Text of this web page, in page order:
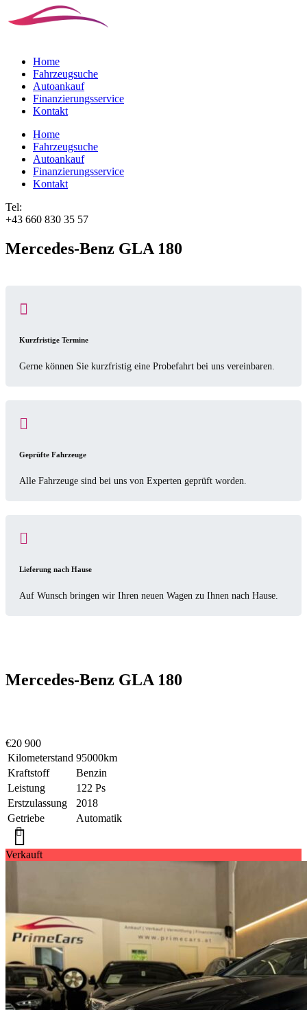
Home
Fahrzeugsuche
Autoankauf
Finanzierungsservice
Kontakt
Home
Fahrzeugsuche
Autoankauf
Finanzierungsservice
Kontakt
Tel:
+43 660 830 35 57
Mercedes-Benz GLA 180
Kurzfristige Termine
Gerne können Sie kurzfristig eine Probefahrt bei uns vereinbaren.
Geprüfte Fahrzeuge
Alle Fahrzeuge sind bei uns von Experten geprüft worden.
Lieferung nach Hause
Auf Wunsch bringen wir Ihren neuen Wagen zu Ihnen nach Hause.
Mercedes-Benz GLA 180
€20 900
Kilometerstand 95000km
Kraftstoff
Benzin
Leistung
122 Ps
Erstzulassung
2018
Getriebe
Automatik
Verkauft